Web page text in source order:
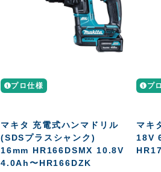
プロ仕様
マキタ 充電式ハンマドリル
(SDSプラスシャンク)
16mm HR166DSMX 10.8V
4.0Ah〜HR166DZK
プ
マキ
18V